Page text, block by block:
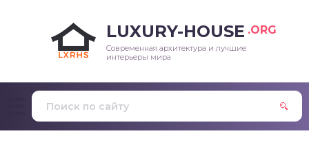
LUXURY-HOUSE .ORG
Современная архитектура и лучшие
интерьеры мира